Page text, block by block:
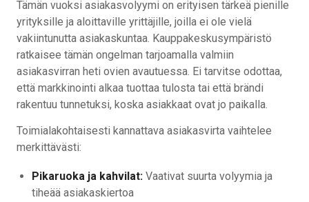
Tämän vuoksi asiakasvolyymi on erityisen tärkeä pienille
yrityksille ja aloittaville yrittäjille, joilla ei ole vielä
vakiintunutta asiakaskuntaa. Kauppakeskusympäristö
ratkaisee tämän ongelman tarjoamalla valmiin
asiakasvirran heti ovien avautuessa. Ei tarvitse odottaa,
että markkinointi alkaa tuottaa tulosta tai että brändi
rakentuu tunnetuksi, koska asiakkaat ovat jo paikalla.
Toimialakohtaisesti kannattava asiakasvirta vaihtelee
merkittävästi:
Pikaruoka ja kahvilat: Vaativat suurta volyymia ja
tiheää asiakaskiertoa